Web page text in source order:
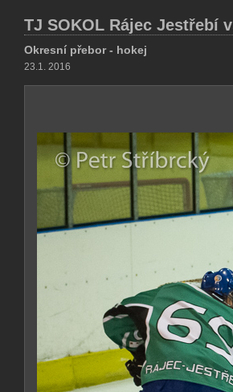
TJ SOKOL Rájec Jestřebí
Okresní přebor - hokej
23.1. 2016